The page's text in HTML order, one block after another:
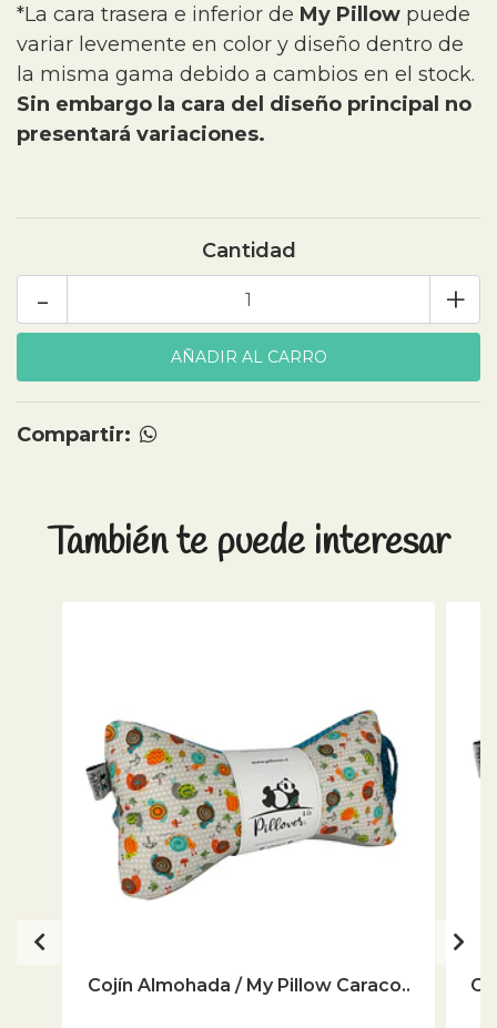
*La cara trasera e inferior de My Pillow puede
variar levemente en color y diseño dentro de
la misma gama debido a cambios en el stock.
Sin embargo la cara del diseño principal no
presentará variaciones.
Cantidad
+
-
Compartir:
También te puede interesar
Cojín Almohada / My Pillow Caraco..